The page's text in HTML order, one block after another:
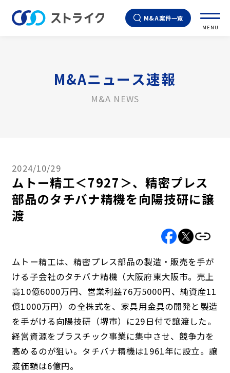
M&A案件一覧
MENU
M&Aニュース速報
M&A NEWS
2024/10/29
ムトー精工＜7927＞、精密プレス
部品のタチバナ精機を向陽技研に譲
渡
ムトー精工は、精密プレス部品の製造・販売を手が
ける子会社のタチバナ精機（大阪府東大阪市。売上
高10億6000万円、営業利益76万5000円、純資産11
億1000万円）の全株式を、家具用金具の開発と製造
を手がける向陽技研（堺市）に29日付で譲渡した。
経営資源をプラスチック事業に集中させ、競争力を
高めるのが狙い。タチバナ精機は1961年に設立。譲
渡価額は6億円。